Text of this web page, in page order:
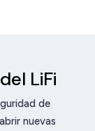
LiFi
de
nuevas